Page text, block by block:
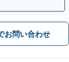
お問い合わせ